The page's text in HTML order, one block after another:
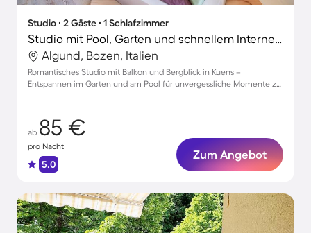
Studio ∙ 2 Gäste ∙ 1 Schlafzimmer
Studio mit Pool, Garten und schnellem Internet | Bergblick
Algund, Bozen, Italien
Romantisches Studio mit Balkon und Bergblick in Kuens –
Entspannen im Garten und am Pool für unvergessliche Momente zu
ab 85 €
pro Nacht
5.0
Zum Angebot